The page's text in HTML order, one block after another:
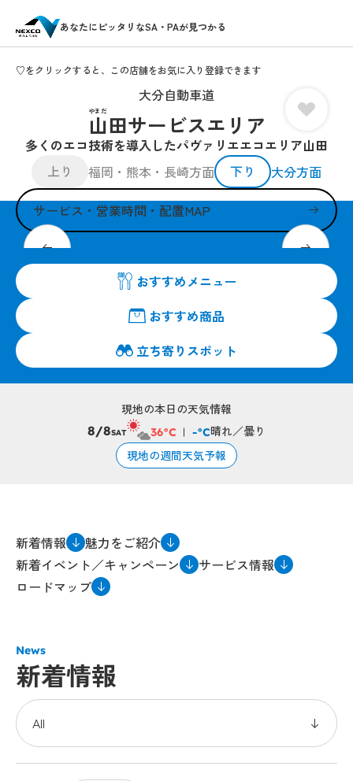
あなたにピッタリなSA・PAが見つかる
♡をクリックすると、この店舗をお気に入り登録できます
大分自動車道
山田サービスエリア
やまだ
多くのエコ技術を導入したパヴァリエエコエリア山田
上り
福岡・熊本・長崎方面 下り 大分方面
サービス・営業時間・配置MAP
地元の生産農家から仕入れる新鮮野菜
おすすめメニュー
おすすめ商品
立ち寄りスポット
現地の本日の天気情報
8/8SAT 36°C -°C晴れ／曇り
現地の週間天気予報
新着情報
魅力をご紹介
新着イベント／キャンペーン
サービス情報
ロードマップ
News
新着情報